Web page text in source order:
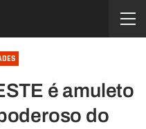
é amuleto
do